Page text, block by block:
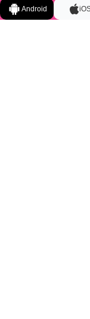
Android